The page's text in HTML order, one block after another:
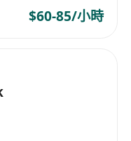
$60-85/小時